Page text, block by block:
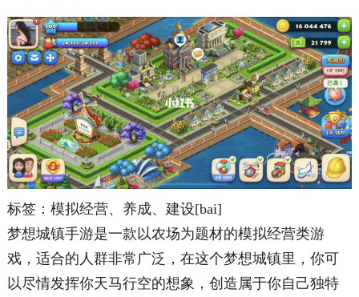
标签：模拟经营、养成、建设[bai]
梦想城镇手游是一款以农场为题材的模拟经营类游
戏，适合的人群非常广泛，在这个梦想城镇里，你可
以尽情发挥你天马行空的想象，创造属于你自己独特